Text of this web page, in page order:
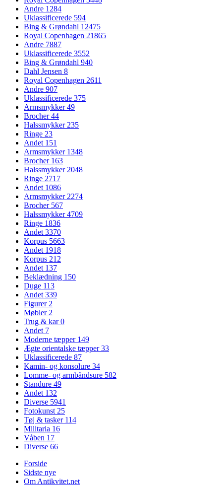
Andre 1284
Uklassificerede 594
Bing & Grøndahl 12475
Royal Copenhagen 21865
Andre 7887
Uklassificerede 3552
Bing & Grøndahl 940
Dahl Jensen 8
Royal Copenhagen 2611
Andre 907
Uklassificerede 375
Armsmykker49
Brocher44
Halssmykker 235
Ringe 23
Andet 151
Armsmykker 1348
Brocher 163
Halssmykker 2048
Ringe 2717
Andet 1086
Armsmykker 2274
Brocher 567
Halssmykker4709
Ringe 1836
Andet 3370
Korpus 5663
Andet 1918
Korpus 212
Andet 137
Beklædning 150
Duge 113
Andet 339
Figurer 2
Møbler 2
Trug & kar0
Andet 7
Moderne tæpper 149
Ægte orientalske tæpper33
Uklassificerede 87
Kamin- og konsolure 34
Lomme- og armbåndsure 582
Standure 49
Andet 132
Diverse 5941
Fotokunst 25
Tøj & tasker 114
Militaria 16
Våben 17
Diverse 66
Forside
Sidste nye
Om Antikvitet.net